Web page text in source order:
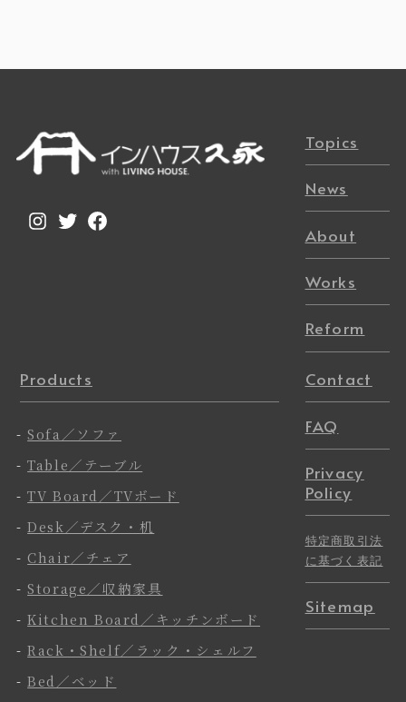
Instagram
TwitterFacebook
Topics
News
About
Works
Reform
Products
-Sofa／ソファ
-Table／テーブル
-TV Board／TVボード
-Desk／デスク・机
- Chair／チェア
-Storage／収納家具
-Kitchen Board／キッチンボード
-Rack・Shelf／ラック・シェルフ
-Bed／ベッド
Contact
FAQ
Privacy
Policy
特定商取引法
に基づく表記
Sitemap